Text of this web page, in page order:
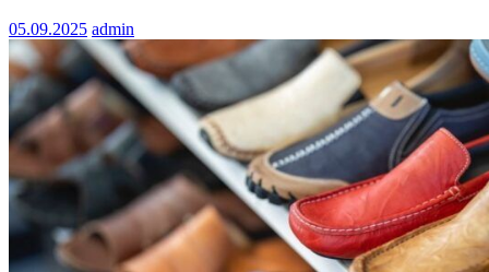
05.09.2025 admin